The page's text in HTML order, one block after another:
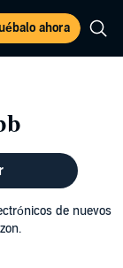
ahora
de nuevos